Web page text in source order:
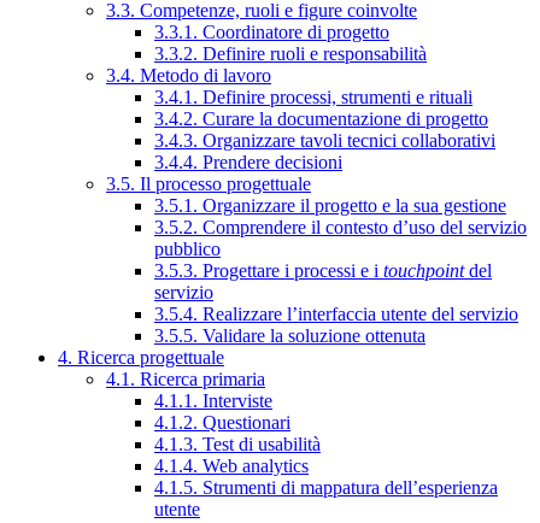
3.3. Competenze, ruoli e figure coinvolte
3.3.1. Coordinatore di progetto
3.3.2. Definire ruoli e responsabilità
3.4. Metodo di lavoro
3.4.1. Definire processi, strumenti e rituali
3.4.2. Curare la documentazione di progetto
3.4.3. Organizzare tavoli tecnici collaborativi
3.4.4. Prendere decisioni
3.5. Il processo progettuale
3.5.1. Organizzare il progetto e la sua gestione
3.5.2. Comprendere il contesto d’uso del servizio
pubblico
3.5.3. Progettare i processi e i touchpointdel
servizio
3.5.4. Realizzare l’interfaccia utente del servizio
3.5.5. Validare la soluzione ottenuta
4. Ricerca progettuale
4.1. Ricerca primaria
4.1.1. Interviste
4.1.2. Questionari
4.1.3. Test di usabilità
4.1.4. Web analytics
4.1.5. Strumenti di mappatura dell’esperienza
utente